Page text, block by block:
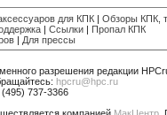
для КПК
Обзоры КПК,
Ссылки
Пропал КПК
| Для прессы
разрешения редакции
hpcru@hpc.ru
737-3366